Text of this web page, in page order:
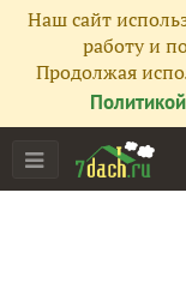
Наш сайт
работу и
Продолжая